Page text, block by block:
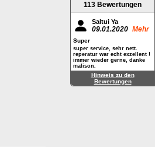
113 Bewertungen
Saltui Ya
09.01.2020 Mehr
Super
super service, sehr nett.
reperatur war echt exzellent !
immer wieder gerne, danke
malison.
Hinweis zu den
Bewertungen